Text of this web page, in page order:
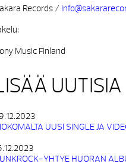
Records /
Music Finland
UUTISIA
UUSI SINGLE JA
YHTYE HUORAN